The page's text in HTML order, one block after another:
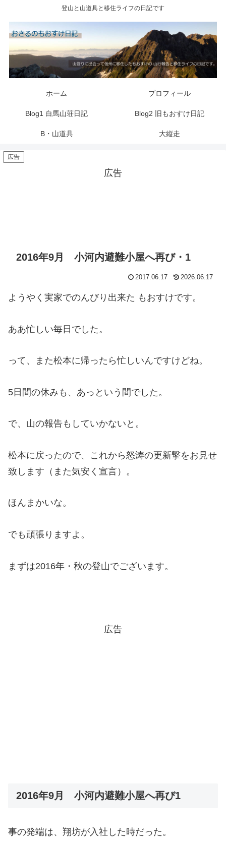
登山と山道具と移住ライフの日記です
ホーム プロフィール
Blog1 白馬山荘日記 Blog2 旧もおすけ日記
B・山道具 大縦走
広告
広告
2016年9月 小河内避難小屋へ再び・1
2017.06.17 2026.06.17
ようやく実家でのんびり出来た もおすけです。
ああ忙しい毎日でした。
って、また松本に帰ったら忙しいんですけどね。
5日間の休みも、あっという間でした。
で、山の報告もしていかないと。
松本に戻ったので、これから怒涛の更新撃をお見せ
致します（また気安く宣言）。
ほんまかいな。
でも頑張りますよ。
まずは2016年・秋の登山でございます。
広告
2016年9月 小河内避難小屋へ再び1
事の発端は、翔坊が入社した時だった。